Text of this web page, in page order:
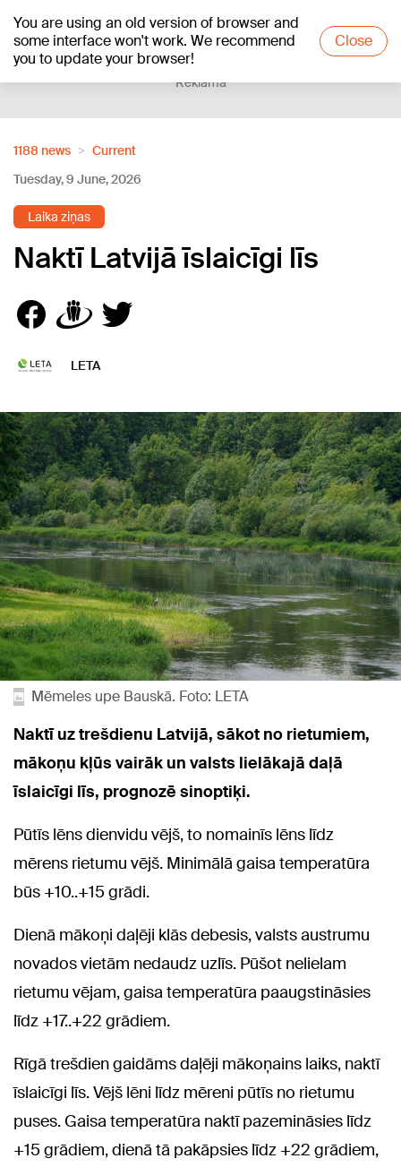
You are using an old version of browser and
some interface won't work. We recommend
you to update your browser!
Close
+20°C
Reklāma
1188 news
Current
Tuesday, 9 June, 2026
Laika ziņas
Naktī Latvijā īslaicīgi līs
LETA
Mēmeles upe Bauskā. Foto: LETA
Naktī uz trešdienu Latvijā, sākot no rietumiem,
mākoņu kļūs vairāk un valsts lielākajā daļā
īslaicīgi līs, prognozē sinoptiķi.
Pūtīs lēns dienvidu vējš, to nomainīs lēns līdz
mērens rietumu vējš. Minimālā gaisa temperatūra
būs +10..+15 grādi.
Dienā mākoņi daļēji klās debesis, valsts austrumu
novados vietām nedaudz uzlīs. Pūšot nelielam
rietumu vējam, gaisa temperatūra paaugstināsies
līdz +17..+22 grādiem.
Rīgā trešdien gaidāms daļēji mākoņains laiks, naktī
īslaicīgi līs. Vējš lēni līdz mēreni pūtīs no rietumu
puses. Gaisa temperatūra naktī pazemināsies līdz
+15 grādiem, dienā tā pakāpsies līdz +22 grādiem,